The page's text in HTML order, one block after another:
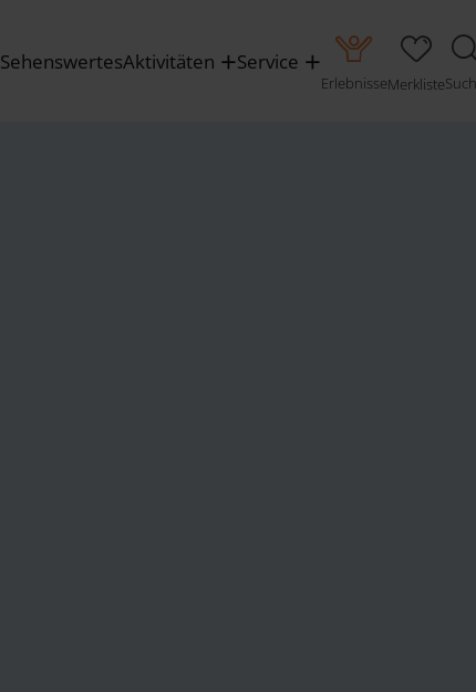
SehenswertesAktivitäten Service
ErlebnisseMerkliste